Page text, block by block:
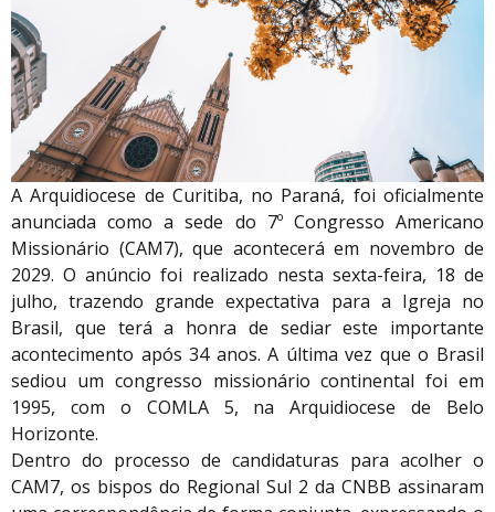
A Arquidiocese de Curitiba, no Paraná, foi oficialmente
anunciada como a sede do 7º Congresso Americano
Missionário (CAM7), que acontecerá em novembro de
2029. O anúncio foi realizado nesta sexta-feira, 18 de
julho, trazendo grande expectativa para a Igreja no
Brasil, que terá a honra de sediar este importante
acontecimento após 34 anos. A última vez que o Brasil
sediou um congresso missionário continental foi em
1995, com o COMLA 5, na Arquidiocese de Belo
Horizonte.
Dentro do processo de candidaturas para acolher o
CAM7, os bispos do Regional Sul 2 da CNBB assinaram